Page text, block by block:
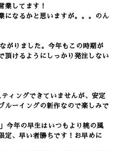
業してます！
になるかと思いますが。。。のん
がりました。今年もこの時期が
頂けるようにしっかり発注しない
ィングできていませんが、安定
ルーイングの新作なので楽しみで
今年の早生はいつもより桃の風
定、早い者勝ちです！お早めに